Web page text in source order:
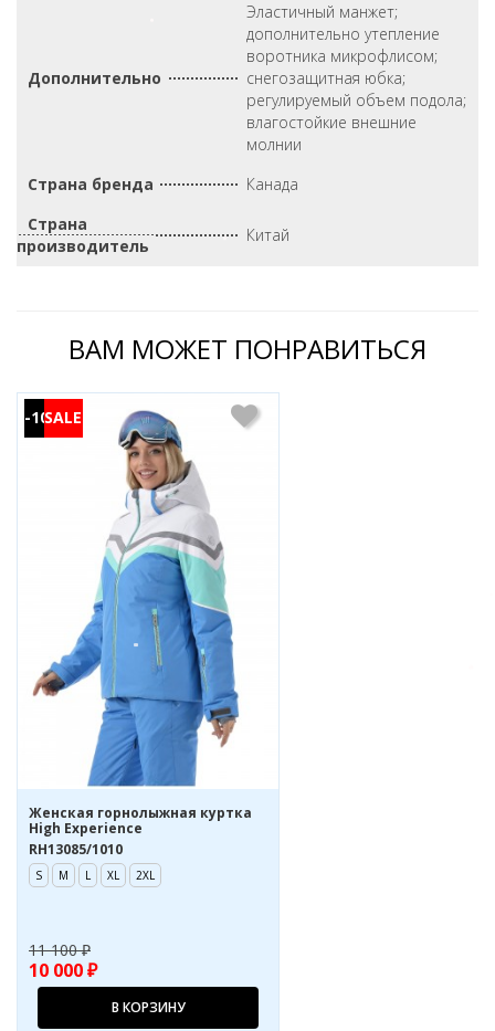
Дополнительно
Эластичный манжет;
дополнительно утепление
воротника микрофлисом;
снегозащитная юбка;
регулируемый объем подола;
влагостойкие внешние
молнии
Страна бренда
Канада
Страна
производитель
Китай
ВАМ МОЖЕТ ПОНРАВИТЬСЯ
-10%
Женская горнолыжная куртка
High Experience
RH13085/1010
S M L XL 2XL
11 100 ₽
10 000 ₽
В КОРЗИНУ